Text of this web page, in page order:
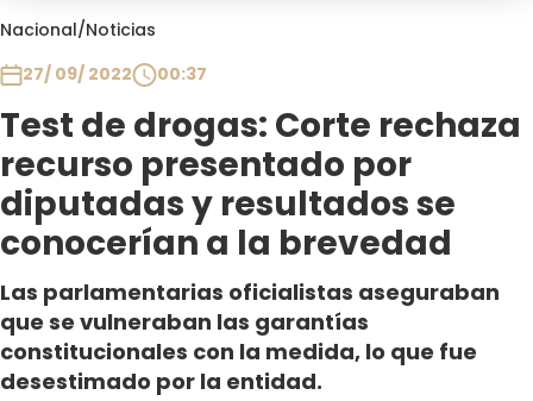
Nacional/Noticias
27/ 09/ 2022
00:37
Test de drogas: Corte rechaza
recurso presentado por
diputadas y resultados se
conocerían a la brevedad
Las parlamentarias oficialistas aseguraban
que se vulneraban las garantías
constitucionales con la medida, lo que fue
desestimado por la entidad.
Club De La Comedia
Plan Perfecto
El Tiempo
Sabingo
Todos Los Programas